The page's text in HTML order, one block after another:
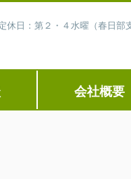
日：第２・４水曜（春日部
会社概要